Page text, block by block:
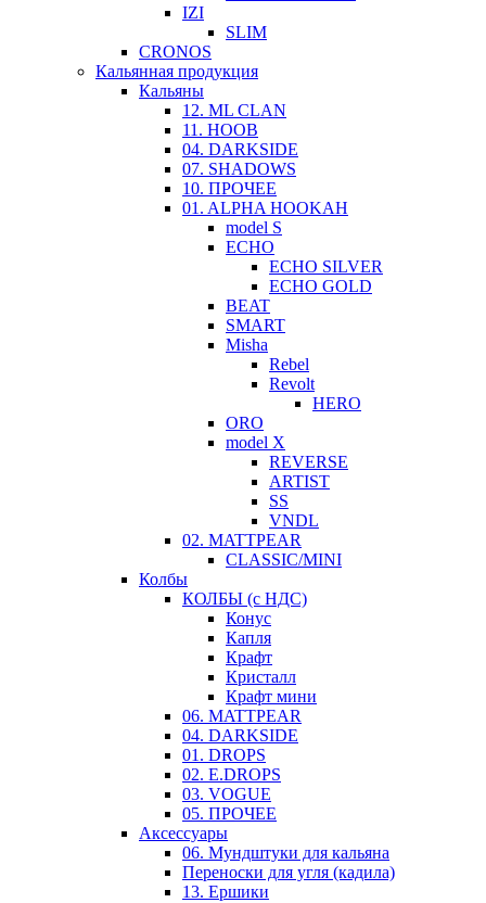
IZI
SLIM
CRONOS
Кальянная продукция
Кальяны
12. ML CLAN
11. HOOB
04. DARKSIDE
07. SHADOWS
10. ПРОЧЕЕ
01. ALPHA HOOKAH
model S
ECHO
ECHO SILVER
ECHO GOLD
BEAT
SMART
Misha
Rebel
Revolt
HERO
ORO
model X
REVERSE
ARTIST
SS
VNDL
02. MATTPEAR
CLASSIC/MINI
Колбы
КОЛБЫ (с НДС)
Конус
Капля
Крафт
Кристалл
Крафт мини
06. MATTPEAR
04. DARKSIDE
01. DROPS
02. E.DROPS
03. VOGUE
05. ПРОЧЕЕ
Аксессуары
06. Мундштуки для кальяна
Переноски для угля (кадила)
13. Ершики